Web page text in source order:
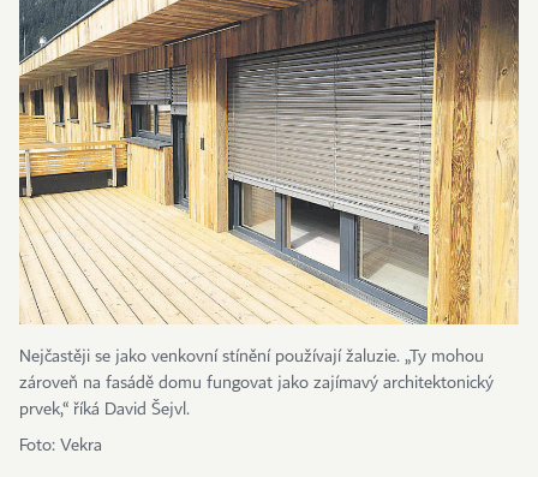
Nejčastěji se jako venkovní stínění používají žaluzie. „Ty mohou
zároveň na fasádě domu fungovat jako zajímavý architektonický
prvek,“ říká David Šejvl.
Foto: Vekra